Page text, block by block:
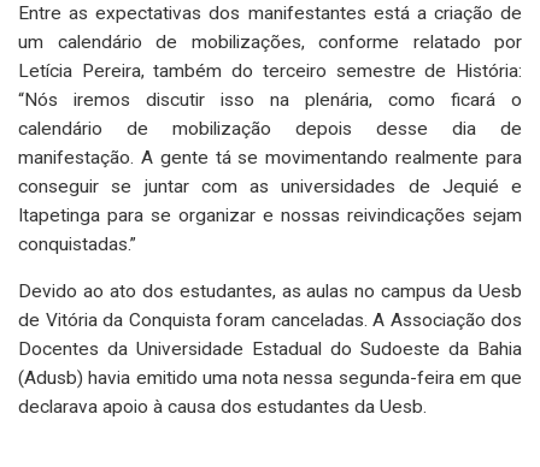
Entre as expectativas dos manifestantes está a criação de
um calendário de mobilizações, conforme relatado por
Letícia Pereira, também do terceiro semestre de História:
“Nós iremos discutir isso na plenária, como ficará o
calendário de mobilização depois desse dia de
manifestação. A gente tá se movimentando realmente para
conseguir se juntar com as universidades de Jequié e
Itapetinga para se organizar e nossas reivindicações sejam
conquistadas.”
Devido ao ato dos estudantes, as aulas no campus da Uesb
de Vitória da Conquista foram canceladas. A Associação dos
Docentes da Universidade Estadual do Sudoeste da Bahia
(Adusb) havia emitido uma nota nessa segunda-feira em que
declarava apoio à causa dos estudantes da Uesb.